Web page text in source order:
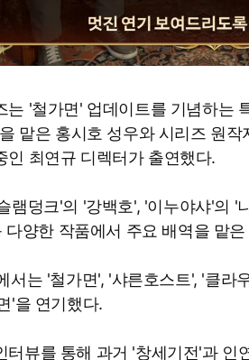
는 '철가면' 업데이트를 기념하는
맡은 홍시호 성우와 시리즈 원
인 최연규 디렉터가 출연했다.
램덩크'의 '강백호', '이누야샤'의 '
다양한 작품에서 주요 배역을 맡
서는 '철가면', '샤른호스트', '클라
'을 연기했다.
터뷰를 통해 과거 '창세기전'과 인